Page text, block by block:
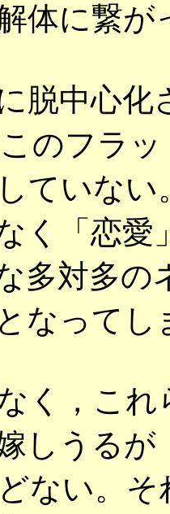
体に繋が
脱中心化
のフラ
ていな
く「恋
多対多
なって
く，これ
しうる
ない。